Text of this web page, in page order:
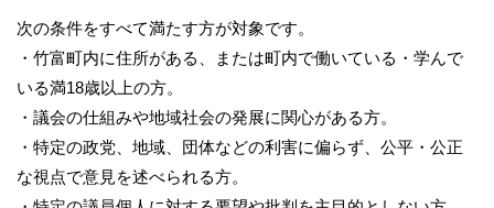
次の条件をすべて満たす方が対象です。
・竹富町内に住所がある、または町内で働いている・学んで
いる満18歳以上の方。
・議会の仕組みや地域社会の発展に関心がある方。
・特定の政党、地域、団体などの利害に偏らず、公平・公正
な視点で意見を述べられる方。